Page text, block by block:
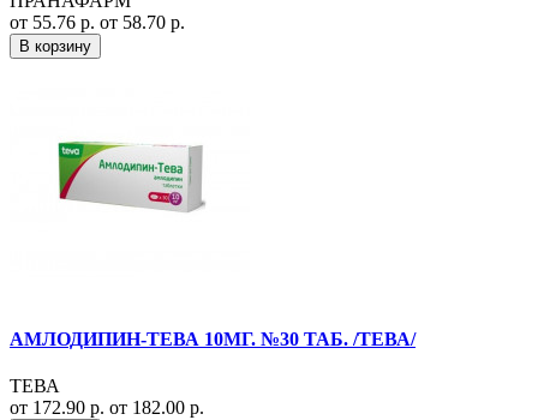
от 55.76 р. от 58.70 р.
В корзину
АМЛОДИПИН-ТЕВА 10МГ. №30 ТАБ. /ТЕВА/
ТЕВА
от 172.90 р. от 182.00 р.